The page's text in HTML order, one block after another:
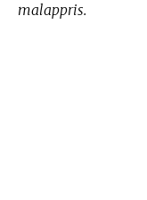
malappris.